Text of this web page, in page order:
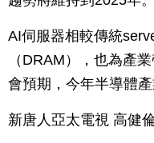
AI伺服器相較傳統
（DRAM），也為產
會預期，今年半導體產
新唐人亞太電視 高健